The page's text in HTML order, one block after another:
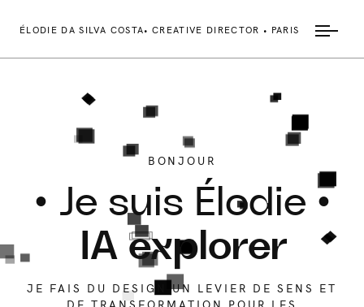
ÉLODIE DA SILVA COSTA• CREATIVE DIRECTOR • PARIS
BONJOUR
• Je suis Élodie •
IA explorer
JE FAIS DU DESIGN UN LEVIER DE SENS ET